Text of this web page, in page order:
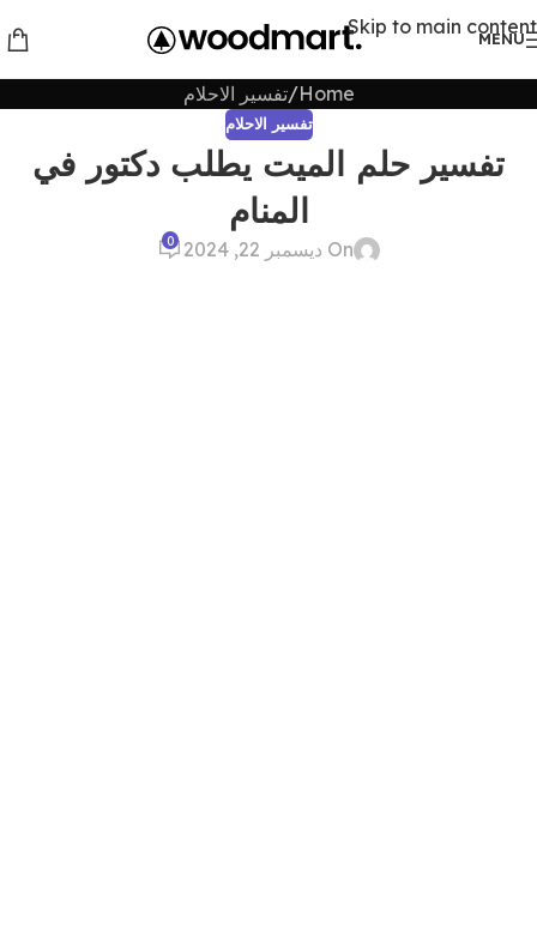
Skip to main content
MENU
Home تفسير الاحلام
تفسير الاحلام
تفسير حلم الميت يطلب دكتور في
المنام
On ديسمبر 22, 2024 0